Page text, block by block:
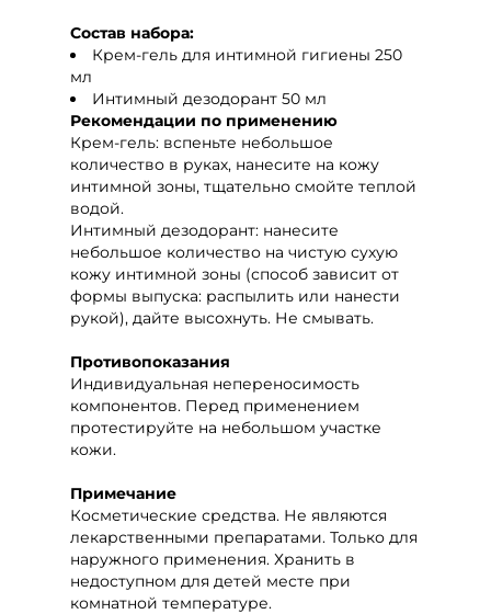
Состав набора:
Крем-гель для интимной гигиены 250
мл
Интимный дезодорант 50 мл
Рекомендации по применению
Крем-гель: вспеньте небольшое
количество в руках, нанесите на кожу
интимной зоны, тщательно смойте теплой
водой.
Интимный дезодорант: нанесите
небольшое количество на чистую сухую
кожу интимной зоны (способ зависит от
формы выпуска: распылить или нанести
рукой), дайте высохнуть. Не смывать.
Противопоказания
Индивидуальная непереносимость
компонентов. Перед применением
протестируйте на небольшом участке
кожи.
Примечание
Косметические средства. Не являются
лекарственными препаратами. Только для
наружного применения. Хранить в
недоступном для детей месте при
комнатной температуре.